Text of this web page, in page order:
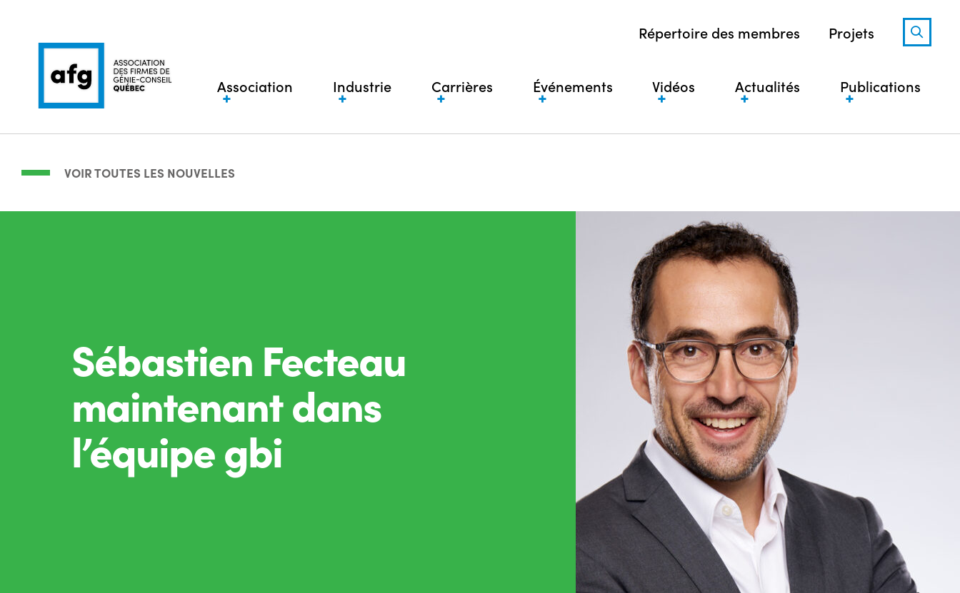
Répertoire des membres Projets
Association Industrie Carrières Événements Vidéos Actualités Publications
VOIR TOUTES LES NOUVELLES
Sébastien Fecteau
maintenant dans
l’équipe gbi